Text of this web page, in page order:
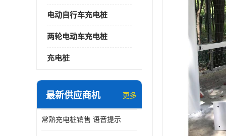
电动自行车充电桩
两轮电动车充电桩
充电桩
最新供应商机 更多
常熟充电桩销售 语音提示